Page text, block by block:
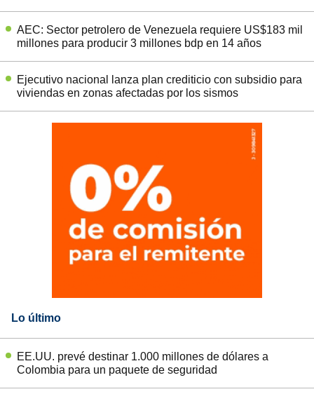
AEC: Sector petrolero de Venezuela requiere US$183 mil
millones para producir 3 millones bdp en 14 años
Ejecutivo nacional lanza plan crediticio con subsidio para
viviendas en zonas afectadas por los sismos
Lo último
EE.UU. prevé destinar 1.000 millones de dólares a
Colombia para un paquete de seguridad